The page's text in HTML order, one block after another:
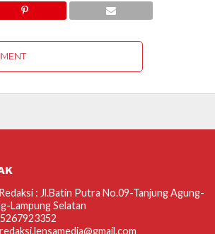
: Jl.Batin Putra No.09-Tanjung Agung-
Lampung Selatan